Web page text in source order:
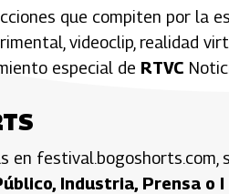
que compiten por la
videoclip, realidad
especial de RTVC
en festival.bogoshorts.com,
Industria, Prensa o